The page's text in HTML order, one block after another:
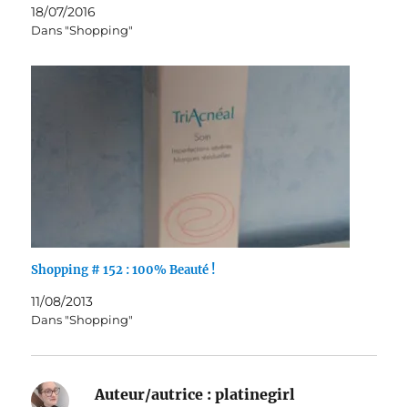
18/07/2016
Dans "Shopping"
Shopping # 152 : 100% Beauté !
11/08/2013
Dans "Shopping"
Auteur/autrice : platinegirl